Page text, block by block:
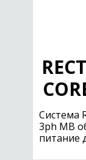
Cистема
3ph MB
питание